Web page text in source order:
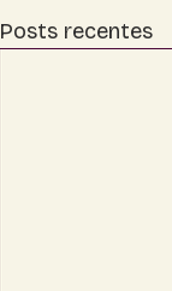
Posts recentes